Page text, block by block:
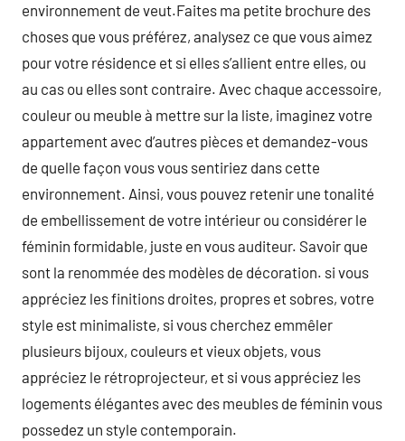
environnement de veut.Faites ma petite brochure des
choses que vous préférez, analysez ce que vous aimez
pour votre résidence et si elles s’allient entre elles, ou
au cas ou elles sont contraire. Avec chaque accessoire,
couleur ou meuble à mettre sur la liste, imaginez votre
appartement avec d’autres pièces et demandez-vous
de quelle façon vous vous sentiriez dans cette
environnement. Ainsi, vous pouvez retenir une tonalité
de embellissement de votre intérieur ou considérer le
féminin formidable, juste en vous auditeur. Savoir que
sont la renommée des modèles de décoration. si vous
appréciez les finitions droites, propres et sobres, votre
style est minimaliste, si vous cherchez emmêler
plusieurs bijoux, couleurs et vieux objets, vous
appréciez le rétroprojecteur, et si vous appréciez les
logements élégantes avec des meubles de féminin vous
possedez un style contemporain.